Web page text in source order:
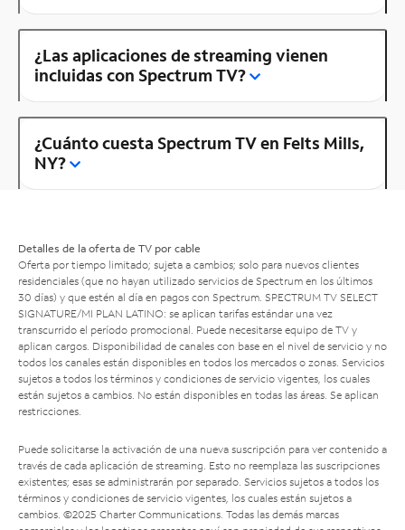
¿Las aplicaciones de streaming vienen
incluidas con Spectrum TV?
¿Cuánto cuesta Spectrum TV en Felts Mills,
NY?
Detalles de la oferta de TV por cable
Oferta por tiempo limitado; sujeta a cambios; solo para nuevos clientes
residenciales (que no hayan utilizado servicios de Spectrum en los últimos
30 días) y que estén al día en pagos con Spectrum. SPECTRUM TV SELECT
SIGNATURE/MI PLAN LATINO: se aplican tarifas estándar una vez
transcurrido el período promocional. Puede necesitarse equipo de TV y
aplican cargos. Disponibilidad de canales con base en el nivel de servicio y no
todos los canales están disponibles en todos los mercados o zonas. Servicios
sujetos a todos los términos y condiciones de servicio vigentes, los cuales
están sujetos a cambios. No están disponibles en todas las áreas. Se aplican
restricciones.
Puede solicitarse la activación de una nueva suscripción para ver contenido a
través de cada aplicación de streaming. Esto no reemplaza las suscripciones
existentes; esas se administrarán por separado. Servicios sujetos a todos los
términos y condiciones de servicio vigentes, los cuales están sujetos a
cambios. ©2025 Charter Communications. Todas las demás marcas